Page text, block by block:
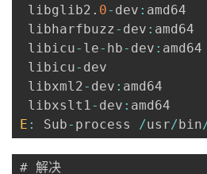
libglib2 . 0- dev : amd64
libharfbuzz - dev : amd64
libicu- le- hb- dev : amd64
libicu- dev
libxml2- dev : amd64
libxslt1- dev :
E : Sub- process /usr/ bin
# 解决